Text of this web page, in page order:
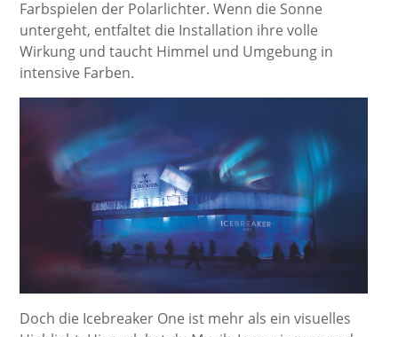
Farbspielen der Polarlichter. Wenn die Sonne
untergeht, entfaltet die Installation ihre volle
Wirkung und taucht Himmel und Umgebung in
intensive Farben.
Doch die Icebreaker One ist mehr als ein visuelles